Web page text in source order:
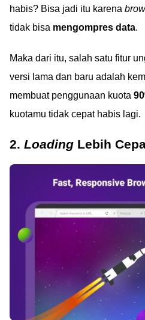
habis? Bisa jadi itu karena
tidak bisa mengompres data.
Maka dari itu, salah satu fitur
versi lama dan baru adalah
membuat penggunaan kuota
kuotamu tidak cepat habis lagi.
2. Loading Lebih